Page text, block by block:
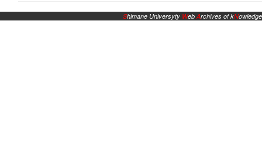
Shimane Universyty WebArchives of kNowledge